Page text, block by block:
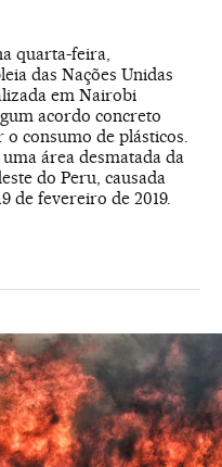
quarta-feira,
das Nações Unidas
em Nairobi
acordo concreto
consumo de plásticos.
área desmatada da
do Peru, causada
de fevereiro de 2019.